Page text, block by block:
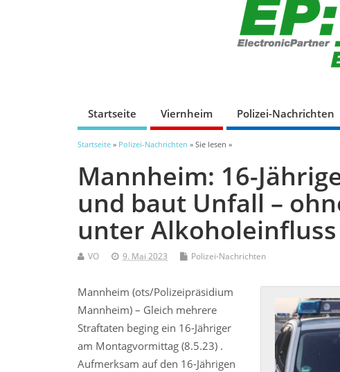
Startseite Viernheim Polizei-Nachrichten
Startseite » Polizei-Nachrichten » Sie lesen »
Mannheim: 16-
und baut Unfall –
unter
VO 9. Mai 2023 Polizei-Nachrichten
Mannheim (ots/Polizeipräsidium
Mannheim) – Gleich mehrere
Straftaten beging ein 16-Jähriger
am Montagvormittag (8.5.23) .
Aufmerksam auf den 16-Jährigen